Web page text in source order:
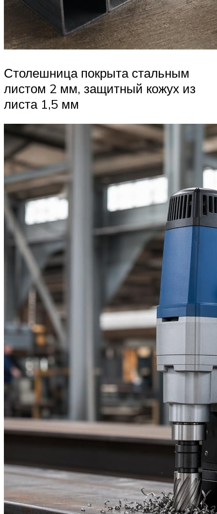
Столешница покрыта стальным
листом 2 мм, защитный кожух из
листа 1,5 мм